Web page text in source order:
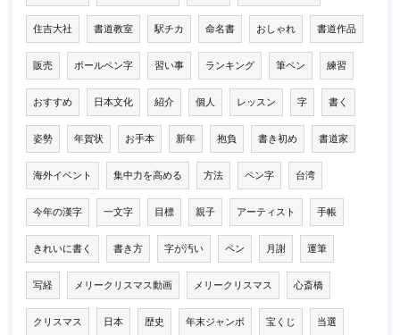
住吉大社 書道教室 駅チカ 命名書 おしゃれ 書道作品
販売 ボールペン字 習い事 ランキング 筆ペン 練習
おすすめ 日本文化 紹介 個人 レッスン 字 書く
姿勢 年賀状 お手本 新年 抱負 書き初め 書道家
海外イベント 集中力を高める 方法 ペン字 台湾
今年の漢字 一文字 目標 親子 アーティスト 手帳
きれいに書く 書き方 字が汚い ペン 月謝 運筆
写経 メリークリスマス動画 メリークリスマス 心斎橋
クリスマス 日本 歴史 年末ジャンボ 宝くじ 当選